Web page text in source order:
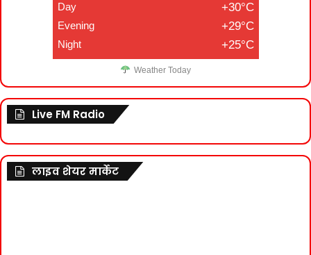
Day +30°C
Evening +29°C
Night +25°C
Weather Today
Live FM Radio
लाइव शेयर मार्केट